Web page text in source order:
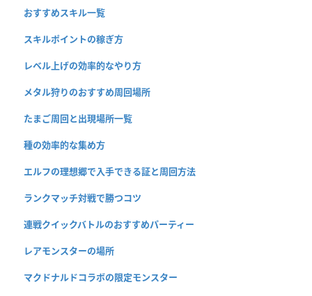
おすすめスキル一覧
スキルポイントの稼ぎ方
レベル上げの効率的なやり方
メタル狩りのおすすめ周回場所
たまご周回と出現場所一覧
種の効率的な集め方
エルフの理想郷で入手できる証と周回方法
ランクマッチ対戦で勝つコツ
連戦クイックバトルのおすすめパーティー
レアモンスターの場所
マクドナルドコラボの限定モンスター